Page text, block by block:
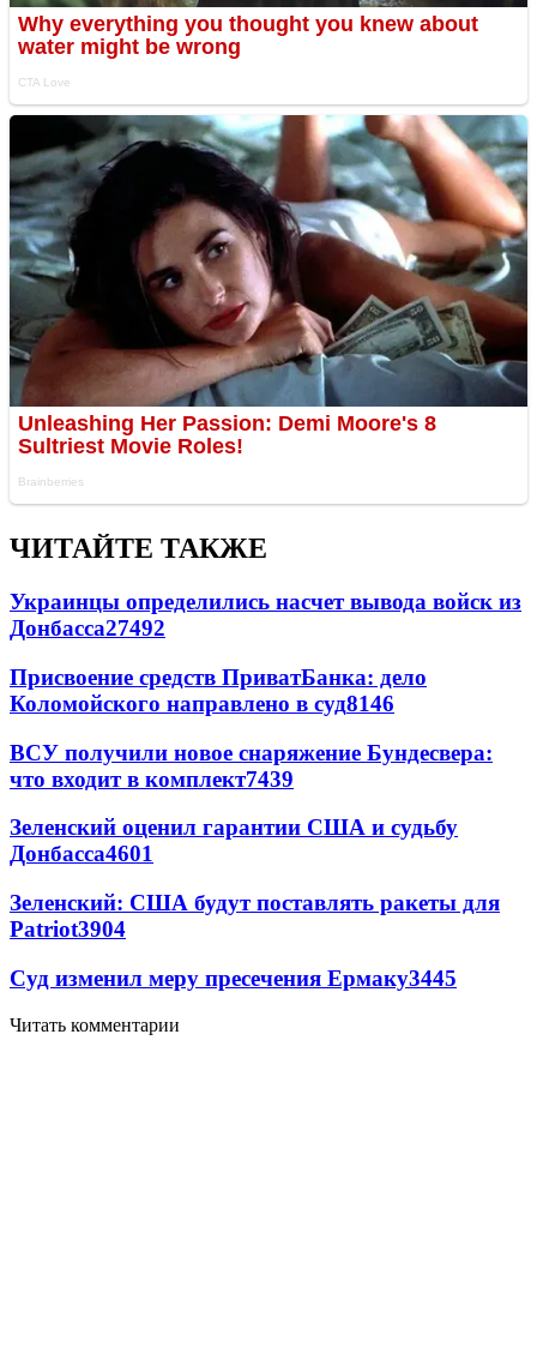
ЧИТАЙТЕ ТАКЖЕ
Украинцы определились насчет вывода войск из
Донбасса27492
Присвоение средств ПриватБанка: дело
Коломойского направлено в суд8146
ВСУ получили новое снаряжение Бундесвера:
что входит в комплект7439
Зеленский оценил гарантии США и судьбу
Донбасса4601
Зеленский: США будут поставлять ракеты для
Patriot3904
Суд изменил меру пресечения Ермаку3445
Читать комментарии